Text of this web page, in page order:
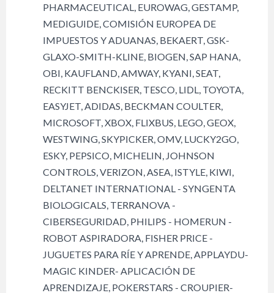
PHARMACEUTICAL, EUROWAG, GESTAMP,
MEDIGUIDE, COMISIÓN EUROPEA DE
IMPUESTOS Y ADUANAS, BEKAERT, GSK-
GLAXO-SMITH-KLINE, BIOGEN, SAP HANA,
OBI, KAUFLAND, AMWAY, KYANI, SEAT,
RECKITT BENCKISER, TESCO, LIDL, TOYOTA,
EASYJET, ADIDAS, BECKMAN COULTER,
MICROSOFT, XBOX, FLIXBUS, LEGO, GEOX,
WESTWING, SKYPICKER, OMV, LUCKY2GO,
ESKY, PEPSICO, MICHELIN, JOHNSON
CONTROLS, VERIZON, ASEA, ISTYLE, KIWI,
DELTANET INTERNATIONAL - SYNGENTA
BIOLOGICALS, TERRANOVA -
CIBERSEGURIDAD, PHILIPS - HOMERUN -
ROBOT ASPIRADORA, FISHER PRICE -
JUGUETES PARA RÍE Y APRENDE, APPLAYDU-
MAGIC KINDER- APLICACIÓN DE
APRENDIZAJE, POKERSTARS - CROUPIER-